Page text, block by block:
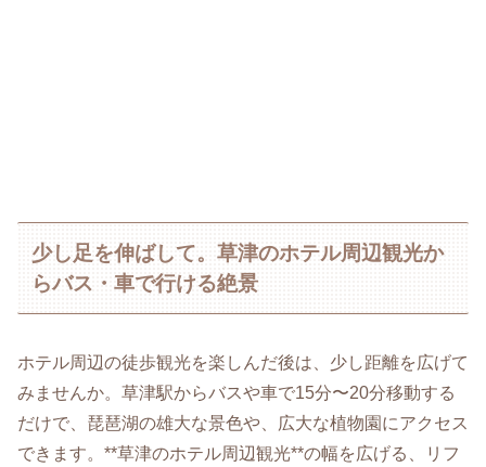
少し足を伸ばして。草津のホテル周辺観光か
らバス・車で行ける絶景
ホテル周辺の徒歩観光を楽しんだ後は、少し距離を広げて
みませんか。草津駅からバスや車で15分〜20分移動する
だけで、琵琶湖の雄大な景色や、広大な植物園にアクセス
できます。**草津のホテル周辺観光**の幅を広げる、リフ